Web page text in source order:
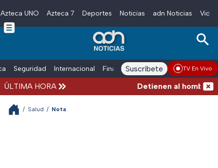
Skip to main content
Azteca UNO Azteca 7 Deportes Noticias adn Noticias
Seguridad Internacional Finanzas adn Noticias Radio
Suscríbete TV En Vivo
ÚLTIMA HORA Detienen al hombre
/ Salud / Nota